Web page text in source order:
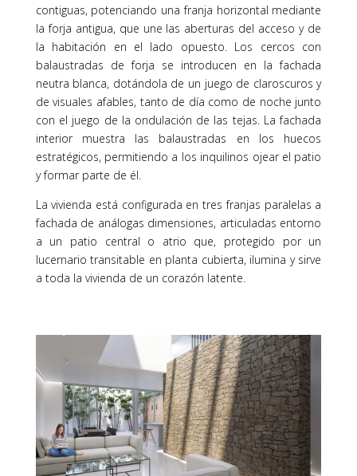
contiguas, potenciando una franja horizontal mediante
la forja antigua, que une las aberturas del acceso y de
la habitación en el lado opuesto. Los cercos con
balaustradas de forja se introducen en la fachada
neutra blanca, dotándola de un juego de claroscuros y
de visuales afables, tanto de día como de noche junto
con el juego de la ondulación de las tejas. La fachada
interior muestra las balaustradas en los huecos
estratégicos, permitiendo a los inquilinos ojear el patio
y formar parte de él.
La vivienda está configurada en tres franjas paralelas a
fachada de análogas dimensiones, articuladas entorno
a un patio central o atrio que, protegido por un
lucernario transitable en planta cubierta, ilumina y sirve
a toda la vivienda de un corazón latente.